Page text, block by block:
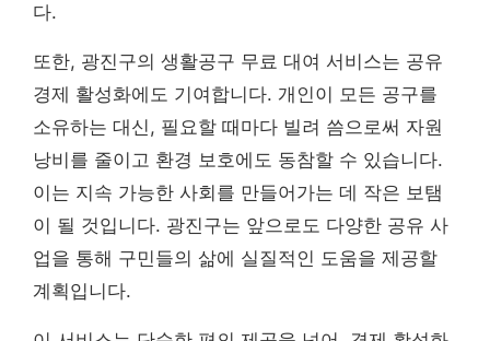
다.
또한, 광진구의 생활공구 무료 대여 서비스는 공유
경제 활성화에도 기여합니다. 개인이 모든 공구를
소유하는 대신, 필요할 때마다 빌려 씀으로써 자원
낭비를 줄이고 환경 보호에도 동참할 수 있습니다.
이는 지속 가능한 사회를 만들어가는 데 작은 보탬
이 될 것입니다. 광진구는 앞으로도 다양한 공유 사
업을 통해 구민들의 삶에 실질적인 도움을 제공할
계획입니다.